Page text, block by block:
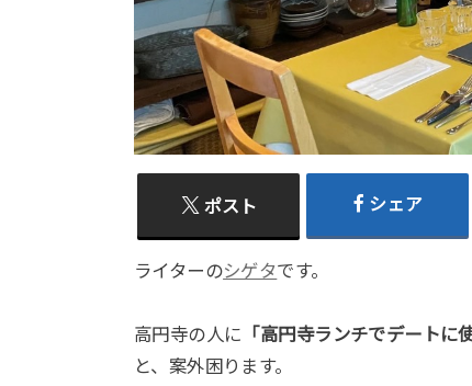
ポスト シェア
ライターのシゲタです。
高円寺の人に 「高円寺ランチでデートに
と、案外困ります。